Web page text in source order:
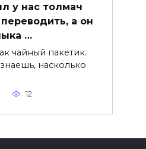
у нас толмач
а он
…
чайный пакетик.
насколько
12